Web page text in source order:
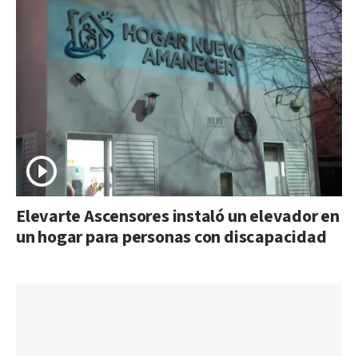
Elevarte Ascensores instaló un elevador en
un hogar para personas con discapacidad